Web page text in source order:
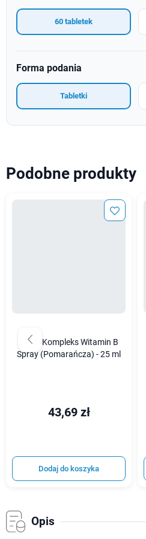
60 tabletek
Forma podania
Tabletki
Podobne produkty
Osavi Kompleks Witamin B
Spray (Pomarańcza) - 25 ml
43,69 zł
Dodaj do koszyka
Opis